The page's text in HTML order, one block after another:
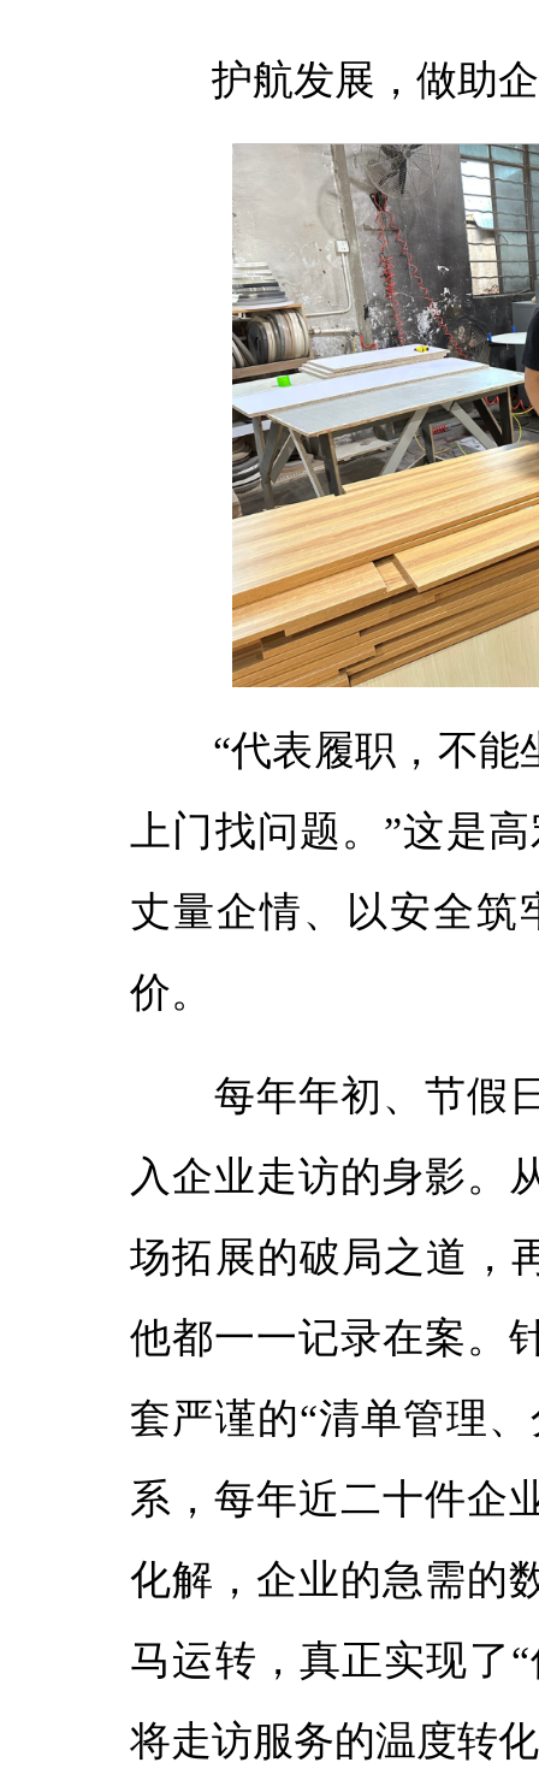
护航发展，做助企
“代表履职，不能
上门找问题。”这是
丈量企情、以安全筑
价。
每年年初、节假日
入企业走访的身影。
场拓展的破局之道，
他都一一记录在案。
套严谨的“清单管理
系，每年近二十件企
化解，企业的急需的
马运转，真正实现了
将走访服务的温度转